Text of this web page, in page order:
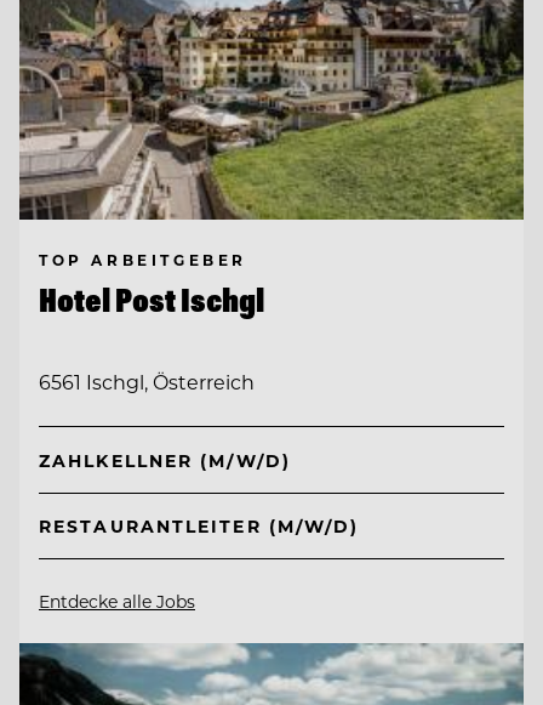
TOP ARBEITGEBER
Hotel Post Ischgl
6561 Ischgl, Österreich
ZAHLKELLNER (M/W/D)
RESTAURANTLEITER (M/W/D)
Entdecke alle Jobs